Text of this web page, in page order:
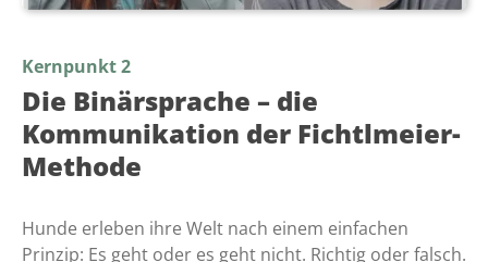
Kernpunkt 2
Die Binärsprache – die
Kommunikation der Fichtlmeier-
Methode
Hunde erleben ihre Welt nach einem einfachen
Prinzip: Es geht oder es geht nicht. Richtig oder falsch.